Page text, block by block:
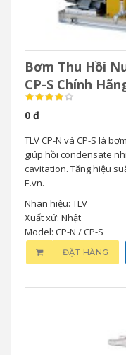
Bơm Thu Hồi
CP-S Chính
0 đ
TLV CP-N và CP-S là
giúp hồi condensate
cavitation. Tăng hiệu
E.vn.
Nhãn hiệu: TLV
Xuất xứ: Nhật
Model: CP-N / CP-S
ĐẶT HÀNG